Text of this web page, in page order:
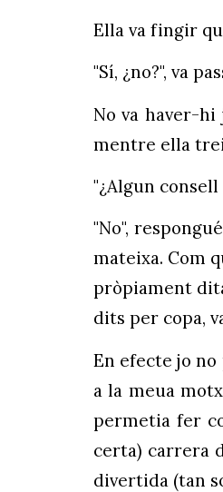
Ella va fingir
"Sí, ¿no?", va
No va haver-
mentre ella
"¿Algun
"No",
mateixa. Com
pròpiament
dits per copa,
En efecte jo
a la meua
permetia fer
certa) carrera
divertida (tan